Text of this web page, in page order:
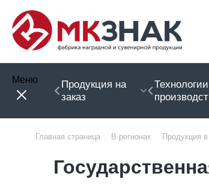
Меню
Продукция на
заказ
Технологии
Главная страница В регионах Продукция